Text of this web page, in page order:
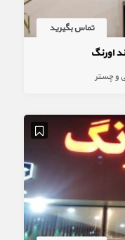
تماس بگیرید
اورنگ
و چستر